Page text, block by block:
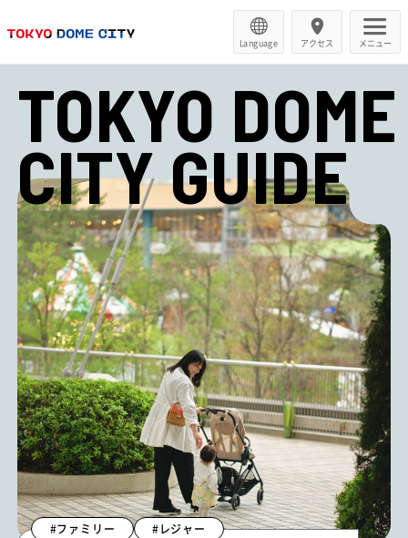
Language アクセス メニュー
TOKYO DOME
CITY GUIDE
#ファミリー #レジャー